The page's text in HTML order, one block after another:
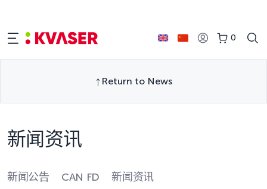
0
Return to News
新闻资讯
新闻公告 CAN FD 新闻资讯